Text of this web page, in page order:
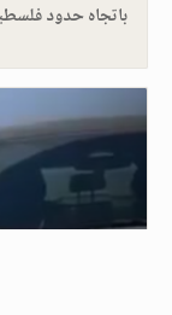
باتجاه حدود